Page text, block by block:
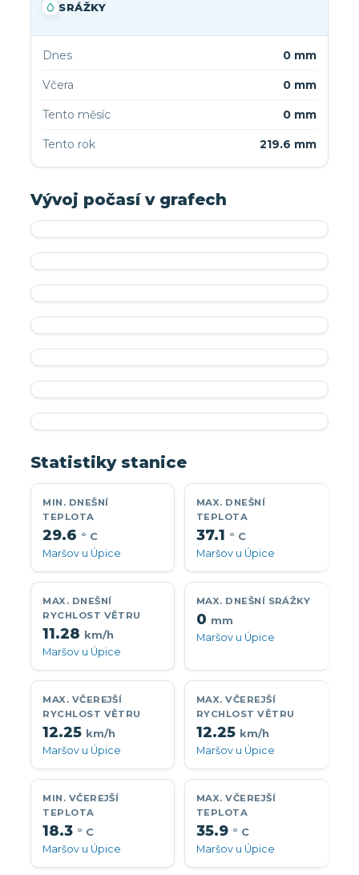
SRÁŽKY
Dnes 0 mm
Včera 0 mm
Tento měsíc 0 mm
Tento rok 219.6 mm
Vývoj počasí v grafech
Statistiky stanice
MIN. DNEŠNÍ
TEPLOTA
29.6 ° C
Maršov u Úpice
MAX. DNEŠNÍ
TEPLOTA
37.1 ° C
Maršov u Úpice
MAX. DNEŠNÍ
RYCHLOST VĚTRU
11.28 km/h
Maršov u Úpice
MAX. DNEŠNÍ SRÁŽKY
0 mm
Maršov u Úpice
MAX. VČEREJŠÍ
RYCHLOST VĚTRU
12.25 km/h
Maršov u Úpice
MAX. VČEREJŠÍ
RYCHLOST VĚTRU
12.25 km/h
Maršov u Úpice
MIN. VČEREJŠÍ
TEPLOTA
18.3 ° C
Maršov u Úpice
MAX. VČEREJŠÍ
TEPLOTA
35.9 ° C
Maršov u Úpice